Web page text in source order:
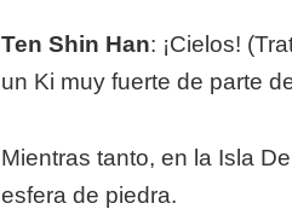
Ten Shin Han: ¡Cielos!
un Ki muy fuerte de parte
Mientras tanto, en la Isla
esfera de piedra.